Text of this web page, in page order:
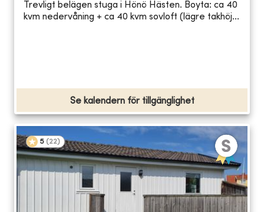
Trevligt belägen stuga i Hönö Hästen. Boyta: ca 40
kvm nedervåning + ca 40 kvm sovloft (lägre takhöj...
Se kalendern för tillgänglighet
5 (22)